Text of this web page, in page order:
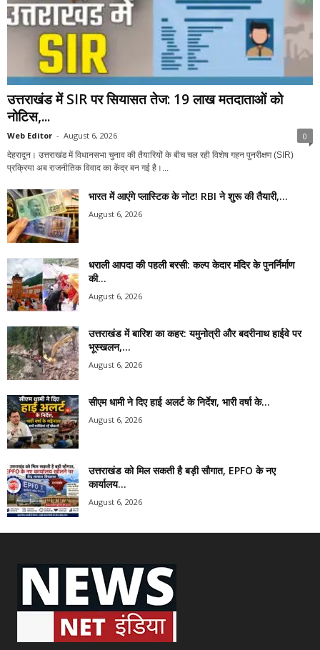
उत्तराखंड में SIR पर सियासत तेज: 19 लाख मतदाताओं को
नोटिस,...
Web Editor - August 6, 2026 0
देहरादून। उत्तराखंड में विधानसभा चुनाव की तैयारियों के बीच चल रही विशेष गहन पुनरीक्षण (SIR)
प्रक्रिया अब राजनीतिक विवाद का केंद्र बन गई है।...
भारत में आएंगे प्लास्टिक के नोट! RBI ने शुरू की तैयारी,...
August 6, 2026
धराली आपदा की पहली बरसी: कल्प केदार मंदिर के पुनर्निर्माण
की...
August 6, 2026
उत्तराखंड में बारिश का कहर: यमुनोत्री और बदरीनाथ हाईवे पर
भूस्खलन,...
August 6, 2026
सीएम धामी ने दिए हाई अलर्ट के निर्देश, भारी वर्षा के...
August 6, 2026
उत्तराखंड को मिल सकती है बड़ी सौगात, EPFO के नए
कार्यालय...
August 6, 2026